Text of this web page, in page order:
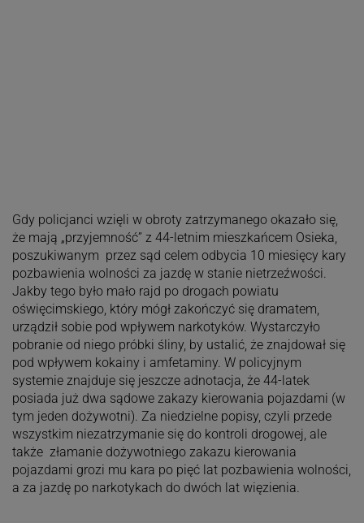
Gdy policjanci wzięli w obroty zatrzymanego okazało się,
że mają „przyjemność” z 44-letnim mieszkańcem Osieka,
poszukiwanym przez sąd celem odbycia 10 miesięcy kary
pozbawienia wolności za jazdę w stanie nietrzeźwości.
Jakby tego było mało rajd po drogach powiatu
oświęcimskiego, który mógł zakończyć się dramatem,
urządził sobie pod wpływem narkotyków. Wystarczyło
pobranie od niego próbki śliny, by ustalić, że znajdował się
pod wpływem kokainy i amfetaminy. W policyjnym
systemie znajduje się jeszcze adnotacja, że 44-latek
posiada już dwa sądowe zakazy kierowania pojazdami (w
tym jeden dożywotni). Za niedzielne popisy, czyli przede
wszystkim niezatrzymanie się do kontroli drogowej, ale
także złamanie dożywotniego zakazu kierowania
pojazdami grozi mu kara po pięć lat pozbawienia wolności,
a za jazdę po narkotykach do dwóch lat więzienia.